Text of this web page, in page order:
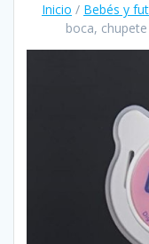
Inicio / Bebés y
boca,